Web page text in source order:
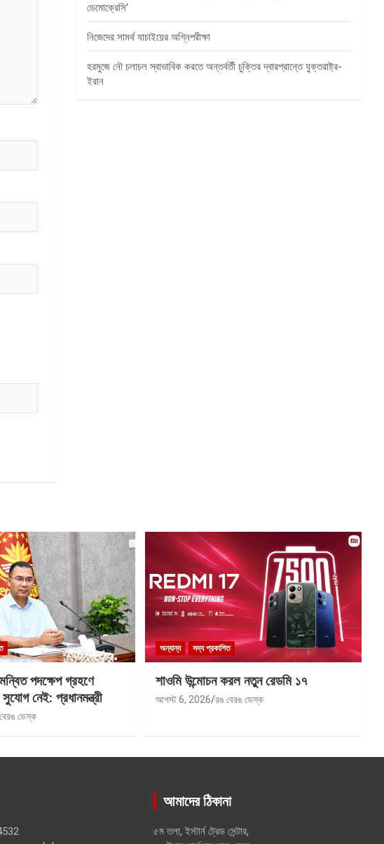
ডেমোক্রেসি’
নিজেদের সামর্থ যাচাইয়ের অগ্নিপরীক্ষা
হরমুজে নৌ চলাচল স্বাভাবিক করতে অন্তর্বর্তী চুক্তির দ্বারপ্রান্তে যুক্তরাষ্ট্র-
ইরান
পদক্ষেপ গ্রহণে
নেই: প্রধানমন্ত্রী
ডেস্ক
অন্যান্য সদ্য প্রকাশিত
শাওমি উন্মোচন করল নতুন রেডমি ১৭
আগস্ট 6, 2026 রঙ বেরঙ ডেস্ক
আমাদের ঠিকানা
৫ম তলা, ইস্টার্ন ট্রেড সেন্টার,